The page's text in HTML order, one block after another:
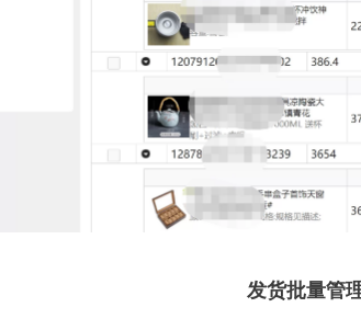
发货批量管